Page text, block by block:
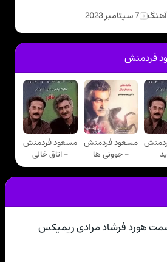
آهنگ 7 سپتامبر 2023
فردمنش
مسعود فردمنش
- جوونی ها
مسعود فردمنش
- اتاق خالی
هورد فرشاد مرادی ریمیکس